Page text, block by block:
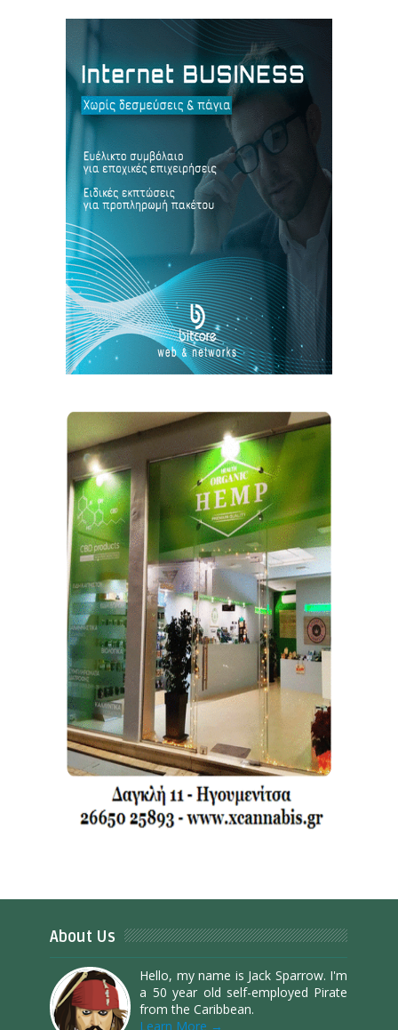
About Us
Hello, my name is Jack Sparrow. I'm
a 50 year old self-employed Pirate
from the Caribbean.
Learn More →